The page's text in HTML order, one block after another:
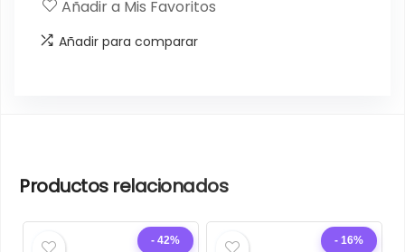
Añadir a Mis Favoritos
Añadir para comparar
Productos relacionados
- 42% - 16%